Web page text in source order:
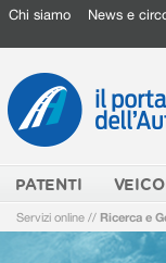
Chi siamo News e
PATENTI
Servizi online // Ricerca e